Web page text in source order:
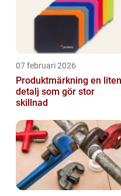
07 februari 2026
Produktmärkning en liten
detalj som gör stor
skillnad